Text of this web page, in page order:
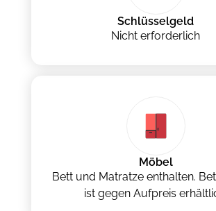
Schlüsselgeld
Nicht erforderlich
Möbel
Bett und Matratze enthalten.
ist gegen Aufpreis